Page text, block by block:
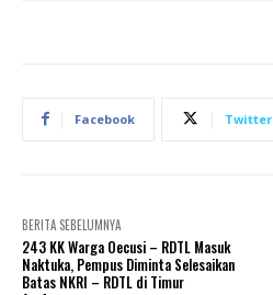
Facebook Twitter
BERITA SEBELUMNYA
243 KK Warga Oecusi – RDTL Masuk
Naktuka, Pempus Diminta Selesaikan
Batas NKRI – RDTL di Timur